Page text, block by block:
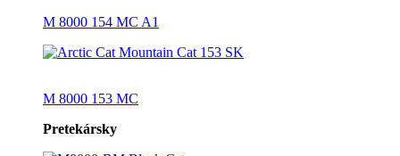
M 8000 154 MC A1
M 8000 153 MC
Pretekársky